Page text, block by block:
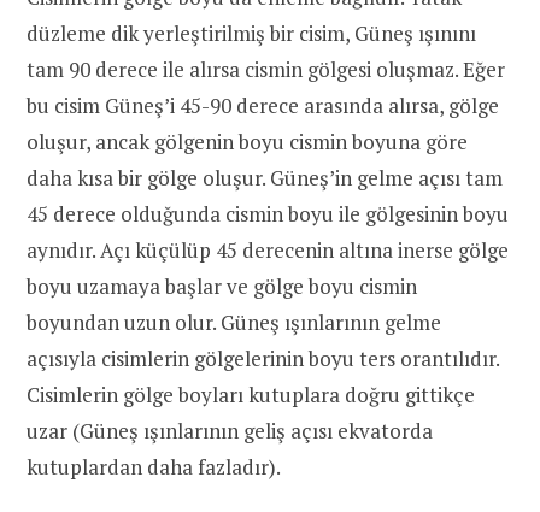
düzleme dik yerleştirilmiş bir cisim, Güneş ışınını
tam 90 derece ile alırsa cismin gölgesi oluşmaz. Eğer
bu cisim Güneş’i 45-90 derece arasında alırsa, gölge
oluşur, ancak gölgenin boyu cismin boyuna göre
daha kısa bir gölge oluşur. Güneş’in gelme açısı tam
45 derece olduğunda cismin boyu ile gölgesinin boyu
aynıdır. Açı küçülüp 45 derecenin altına inerse gölge
boyu uzamaya başlar ve gölge boyu cismin
boyundan uzun olur. Güneş ışınlarının gelme
açısıyla cisimlerin gölgelerinin boyu ters orantılıdır.
Cisimlerin gölge boyları kutuplara doğru gittikçe
uzar (Güneş ışınlarının geliş açısı ekvatorda
kutuplardan daha fazladır).